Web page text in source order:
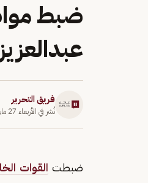
ضبط
فريق التحرير
نُشر في الأربعاء 27 مايو 2026
ضبطت القوات